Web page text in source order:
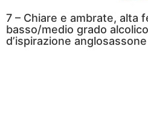
7 – Chiare e ambrate, alta
basso/medio grado
d’ispirazione